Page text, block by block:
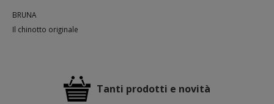
BRUNA
Il chinotto originale
Tanti prodotti e novità